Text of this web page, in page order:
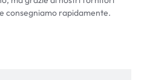
consegniamo rapidamente.